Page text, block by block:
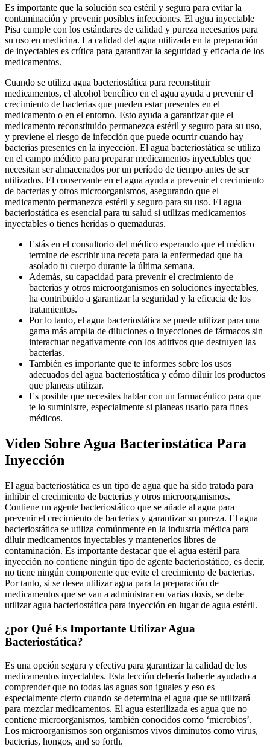
Es importante que la solución sea estéril y segura para evitar la
contaminación y prevenir posibles infecciones. El agua inyectable
Pisa cumple con los estándares de calidad y pureza necesarios para
su uso en medicina. La calidad del agua utilizada en la preparación
de inyectables es crítica para garantizar la seguridad y eficacia de los
medicamentos.
Cuando se utiliza agua bacteriostática para reconstituir
medicamentos, el alcohol bencílico en el agua ayuda a prevenir el
crecimiento de bacterias que pueden estar presentes en el
medicamento o en el entorno. Esto ayuda a garantizar que el
medicamento reconstituido permanezca estéril y seguro para su uso,
y previene el riesgo de infección que puede ocurrir cuando hay
bacterias presentes en la inyección. El agua bacteriostática se utiliza
en el campo médico para preparar medicamentos inyectables que
necesitan ser almacenados por un período de tiempo antes de ser
utilizados. El conservante en el agua ayuda a prevenir el crecimiento
de bacterias y otros microorganismos, asegurando que el
medicamento permanezca estéril y seguro para su uso. El agua
bacteriostática es esencial para tu salud si utilizas medicamentos
inyectables o tienes heridas o quemaduras.
Estás en el consultorio del médico esperando que el médico
termine de escribir una receta para la enfermedad que ha
asolado tu cuerpo durante la última semana.
Además, su capacidad para prevenir el crecimiento de
bacterias y otros microorganismos en soluciones inyectables,
ha contribuido a garantizar la seguridad y la eficacia de los
tratamientos.
Por lo tanto, el agua bacteriostática se puede utilizar para una
gama más amplia de diluciones o inyecciones de fármacos sin
interactuar negativamente con los aditivos que destruyen las
bacterias.
También es importante que te informes sobre los usos
adecuados del agua bacteriostática y cómo diluir los productos
que planeas utilizar.
Es posible que necesites hablar con un farmacéutico para que
te lo suministre, especialmente si planeas usarlo para fines
médicos.
Video Sobre Agua Bacteriostática Para
Inyección
El agua bacteriostática es un tipo de agua que ha sido tratada para
inhibir el crecimiento de bacterias y otros microorganismos.
Contiene un agente bacteriostático que se añade al agua para
prevenir el crecimiento de bacterias y garantizar su pureza. El agua
bacteriostática se utiliza comúnmente en la industria médica para
diluir medicamentos inyectables y mantenerlos libres de
contaminación. Es importante destacar que el agua estéril para
inyección no contiene ningún tipo de agente bacteriostático, es decir,
no tiene ningún componente que evite el crecimiento de bacterias.
Por tanto, si se desea utilizar agua para la preparación de
medicamentos que se van a administrar en varias dosis, se debe
utilizar agua bacteriostática para inyección en lugar de agua estéril.
¿por Qué Es Importante Utilizar Agua
Bacteriostática?
Es una opción segura y efectiva para garantizar la calidad de los
medicamentos inyectables. Esta lección debería haberle ayudado a
comprender que no todas las aguas son iguales y eso es
especialmente cierto cuando se determina el agua que se utilizará
para mezclar medicamentos. El agua esterilizada es agua que no
contiene microorganismos, también conocidos como ‘microbios’.
Los microorganismos son organismos vivos diminutos como virus,
bacterias, hongos, and so forth.